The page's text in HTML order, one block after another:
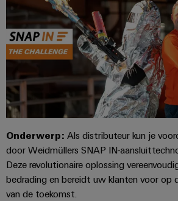
de
procesindustrie
Photovoltaics
Zonne-
benutten
efficiënt
gebruik
hulpbronnen
Scheepsbouw
Uitgebreide
voor
easyConnect
Power
Plant
Controller
Fabrikant
van
apparaten
PCB-
connectoren
I/O-
systemen
Industrial
Ethernet
Touchpanels
Engineering-
en
visualisatietools
Energiemeting
EDI-
interface
OVERZICHT
beurzen
Wereldwijde
beurzen
en
evenementen
Intersolar
Onderwerp: Als distributeur kun je
door Weidmüllers SNAP IN-
Deze revolutionaire oplossing
bedrading en bereidt uw klanten voor op
van de toekomst.